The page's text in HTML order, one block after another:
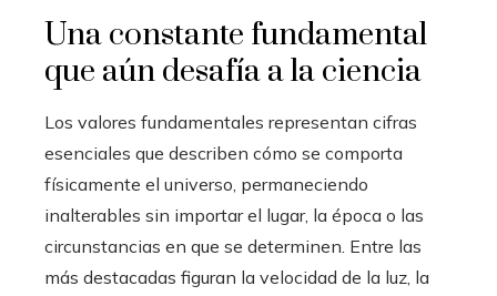
Una constante fundamental
que aún desafía a la ciencia
Los valores fundamentales representan cifras
esenciales que describen cómo se comporta
físicamente el universo, permaneciendo
inalterables sin importar el lugar, la época o las
circunstancias en que se determinen. Entre las
más destacadas figuran la velocidad de la luz, la